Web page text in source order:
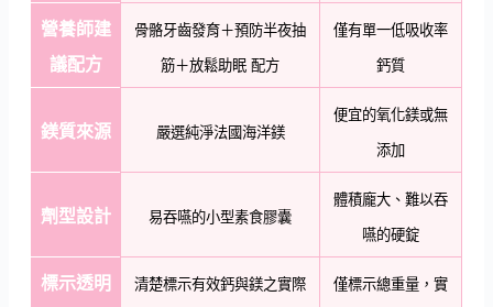
營養師建
議配方
骨骼牙齒發育＋預防半夜抽
筋＋放鬆助眠 配方
僅有單一低吸收率
鈣質
鎂質來源 嚴選純淨法國海洋鎂
便宜的氧化鎂或無
添加
劑型設計 易吞嚥的小型素食膠囊
體積龐大、難以吞
嚥的硬錠
標示透明
清楚標示有效鈣與鎂之實際 僅標示總重量，實